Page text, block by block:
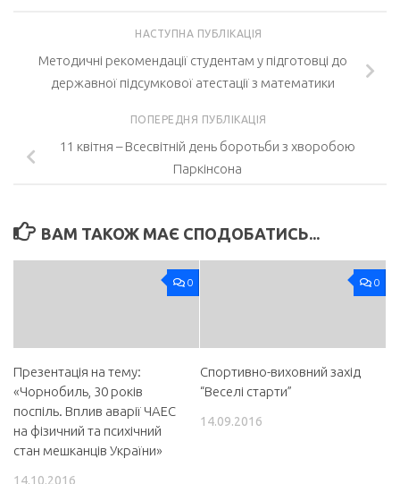
НАСТУПНА ПУБЛІКАЦІЯ
Методичні рекомендації студентам у підготовці до
державної підсумкової атестації з математики
ПОПЕРЕДНЯ ПУБЛІКАЦІЯ
11 квітня – Всесвітній день боротьби з хворобою
Паркінсона
ВАМ ТАКОЖ МАЄ СПОДОБАТИСЬ...
0
Презентація на тему:
«Чорнобиль, 30 років
поспіль. Вплив аварії ЧАЕС
на фізичний та психічний
стан мешканців України»
14.10.2016
0
Спортивно-виховний захід
“Веселі старти”
14.09.2016